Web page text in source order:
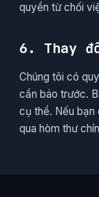
quyền từ chối
6. Thay
Chúng tôi có
cần báo trước.
cụ thể. Nếu bạn
qua hòm thư